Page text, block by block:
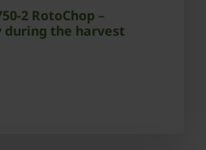
2 RotoChop –
the harvest